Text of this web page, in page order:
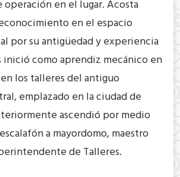
operación en el lugar. Acosta
en el espacio
por su antigüedad y experiencia
inició como aprendiz mecánico en
los talleres del antiguo
emplazado en la ciudad de
ascendió por medio
a mayordomo, maestro
de Talleres.